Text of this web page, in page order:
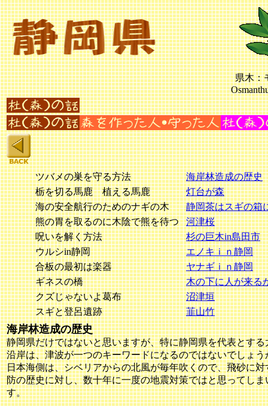
県木：
ツバメの巣を守る方法
海岸林造成の歴史
栃を切る馬鹿 植える馬鹿
灯台が森
海の安全航行のためのナギの木
静岡茶はスギの箱
熊の胃を取るのに木陰で熊を待つ
河津桜
呪いを解く方法
杉の巨木in島田市
ウルシin静岡
エノキｉｎ静岡
合板の最初は楽器
ヤナギｉｎ静岡
ギネスの橋
木の下に人が来る
クズじゃないよ葛布
沼津垣
スギと登呂遺跡
韮山竹
海岸林造成の歴史
静岡県だけではないと思いますが、特に静岡県を代表とする
沿岸は、津波が一つのキーワードになるのではないでしょう
日本海側は、シベリアからの北風が毎年吹くので、飛砂に対
防の歴史に対し、数十年に一度の地震対策ではと思ってしま
す。